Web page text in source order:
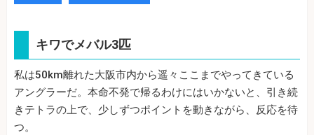
キワでメバル3匹
私は50km離れた大阪市内から遥々ここまでやってきている
アングラーだ。本命不発で帰るわけにはいかないと、引き続
きテトラの上で、少しずつポイントを動きながら、反応を待
つ。